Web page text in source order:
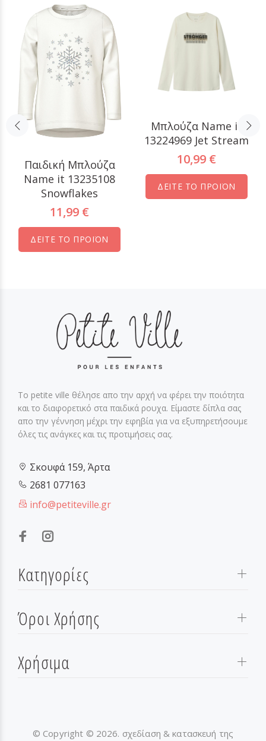
Παιδική Μπλούζα
Name it 13235108
Snowflakes
11,99 €
ΔΕΙΤΕ ΤΟ ΠΡΟΪΟΝ
Μπλούζα Name it
13224969 Jet Stream
10,99 €
ΔΕΙΤΕ ΤΟ ΠΡΟΪΟΝ
Το petite ville θέλησε απο την αρχή να φέρει την ποιότητα
και το διαφορετικό στα παιδικά ρουχα. Είμαστε δίπλα σας
απο την γέννηση μέχρι την εφηβία για να εξυπηρετήσουμε
όλες τις ανάγκες και τις προτιμήσεις σας.
Σκουφά 159, Άρτα
2681 077163
info@petiteville.gr
Κατηγορίες
Όροι Χρήσης
Χρήσιμα
© Copyright © 2026. σχεδίαση & κατασκευή της